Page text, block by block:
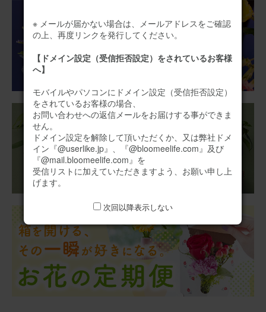
2026/07/05
用途：
自宅用
ひまわり🌻
ミニブーケですが部屋がパッと明るくなります。このひま
わりから元気もらってます！
そのまま飾れるブーケ ひまわり Sサイズ HENRIフィナン
シェセット
ブルーミーユーザーさん
用途：
その他
そのまま飾れるブーケ(ひまわり) Sサイズ
夏のお供えにお送りしました。 見るだけで元気が出ると、
※ メールが届かない場合は、メールアドレスをご確認
の上、再度リンクを発行してください。
【ドメイン設定（受信拒否設定）をされているお客様
へ】
モバイルやパソコンにドメイン設定（受信拒否設定）
をされているお客様の場合、
お問い合わせへの返信メールをお届けする事ができま
せん。
ドメイン設定を解除して頂いただくか、又は弊社ドメ
イン『@userlike.jp』、『@bloomeelife.com』及び
『@mail.bloomeelife.com』を
受信リストに加えていただきますよう、お願い申し上
げます。
次回以降表示しない